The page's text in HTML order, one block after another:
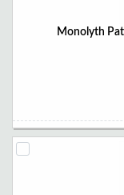
Monolyth